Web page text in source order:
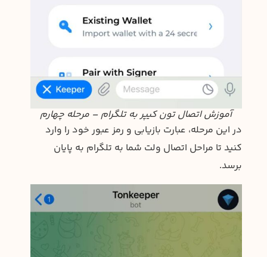
آموزش اتصال تون کیپر به تلگرام – مرحله چهارم
در این مرحله، عبارت بازیابی و رمز عبور خود را وارد
کنید تا مراحل اتصال ولت شما به تلگرام به پایان
برسد.